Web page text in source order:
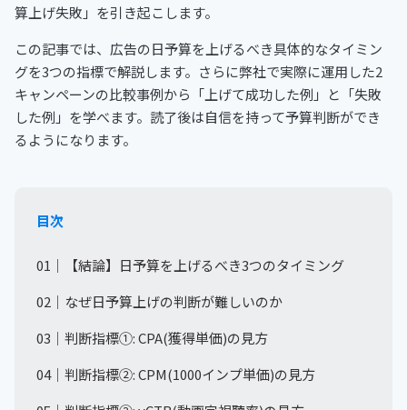
算上げ失敗」を引き起こします。
この記事では、広告の日予算を上げるべき具体的なタイミン
グを3つの指標で解説します。さらに弊社で実際に運用した2
キャンペーンの比較事例から「上げて成功した例」と「失敗
した例」を学べます。読了後は自信を持って予算判断ができ
るようになります。
目次
01｜【結論】日予算を上げるべき3つのタイミング
02｜なぜ日予算上げの判断が難しいのか
03｜判断指標①: CPA(獲得単価)の見方
04｜判断指標②: CPM(1000インプ単価)の見方